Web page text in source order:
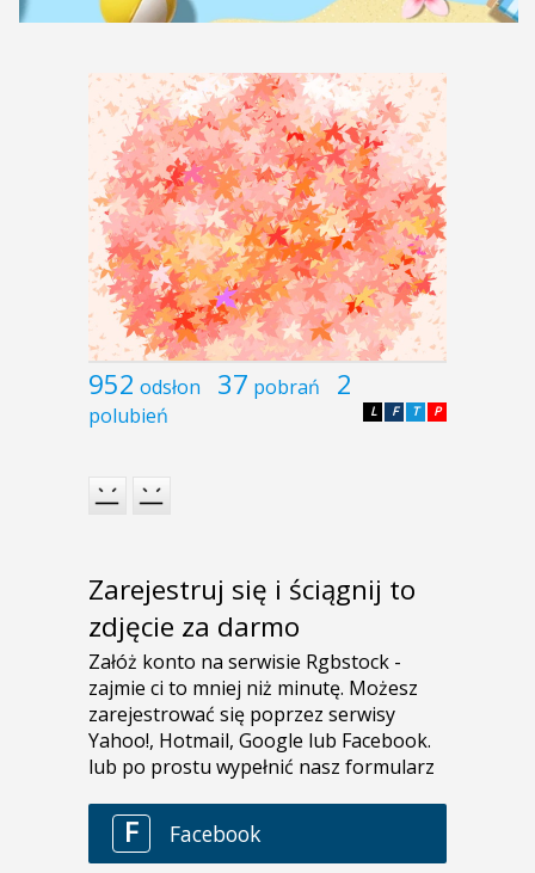
952 odsłon 37 pobrań 2
polubień P
T
F
L
Zarejestruj się i ściągnij to
zdjęcie za darmo